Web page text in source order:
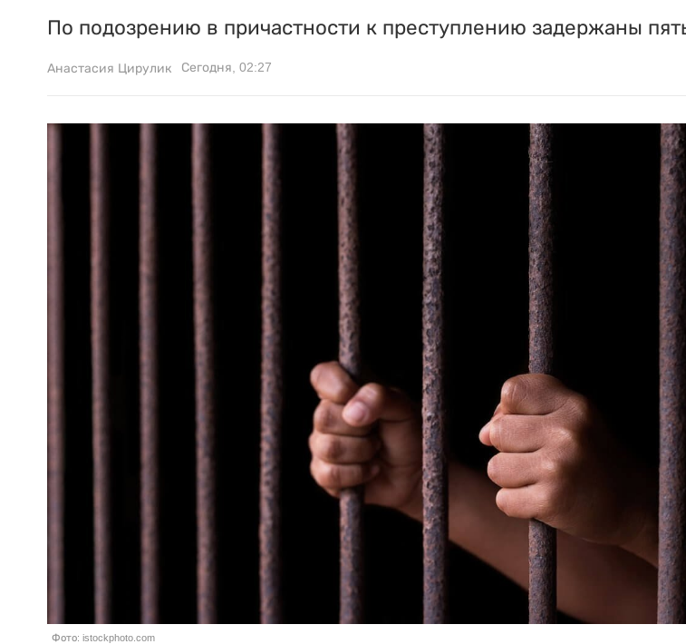
По подозрению в причастности к преступлению задержаны
Анастасия Цирулик Сегодня, 02:27
Фото: istockphoto.com